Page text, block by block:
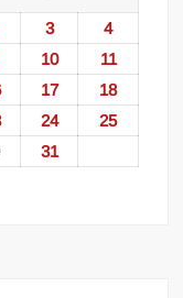
3
4
10
11
17 18
24 25
31